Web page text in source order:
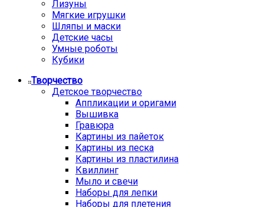
Лизуны
Мягкие игрушки
Шляпы и маски
Детские часы
Умные роботы
Кубики
Творчество
Детское творчество
Аппликации и оригами
Вышивка
Гравюра
Картины из пайеток
Картины из песка
Картины из пластилина
Квиллинг
Мыло и свечи
Наборы для лепки
Наборы для плетения